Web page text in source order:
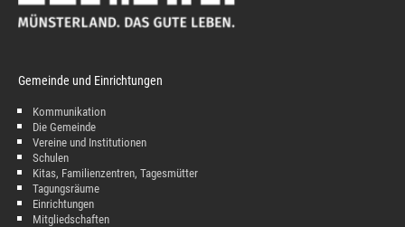
Gemeinde und Einrichtungen
Kommunikation
Die Gemeinde
Vereine und Institutionen
Schulen
Kitas, Familienzentren, Tagesmütter
Tagungsräume
Einrichtungen
Mitgliedschaften